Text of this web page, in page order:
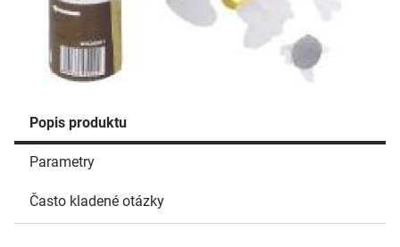
Popis produktu
Parametry
Často kladené otázky